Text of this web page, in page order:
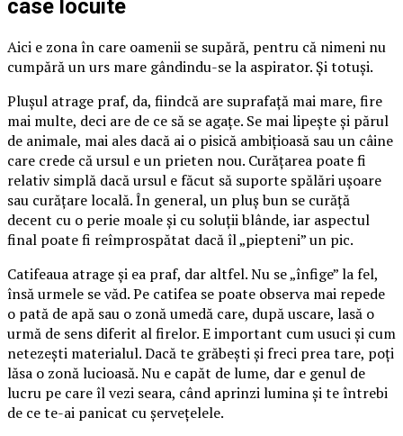
case locuite
Aici e zona în care oamenii se supără, pentru că nimeni nu
cumpără un urs mare gândindu-se la aspirator. Și totuși.
Plușul atrage praf, da, fiindcă are suprafață mai mare, fire
mai multe, deci are de ce să se agațe. Se mai lipește și părul
de animale, mai ales dacă ai o pisică ambițioasă sau un câine
care crede că ursul e un prieten nou. Curățarea poate fi
relativ simplă dacă ursul e făcut să suporte spălări ușoare
sau curățare locală. În general, un pluș bun se curăță
decent cu o perie moale și cu soluții blânde, iar aspectul
final poate fi reîmprospătat dacă îl „piepteni” un pic.
Catifeaua atrage și ea praf, dar altfel. Nu se „înfige” la fel,
însă urmele se văd. Pe catifea se poate observa mai repede
o pată de apă sau o zonă umedă care, după uscare, lasă o
urmă de sens diferit al firelor. E important cum usuci și cum
netezești materialul. Dacă te grăbești și freci prea tare, poți
lăsa o zonă lucioasă. Nu e capăt de lume, dar e genul de
lucru pe care îl vezi seara, când aprinzi lumina și te întrebi
de ce te-ai panicat cu șervețelele.